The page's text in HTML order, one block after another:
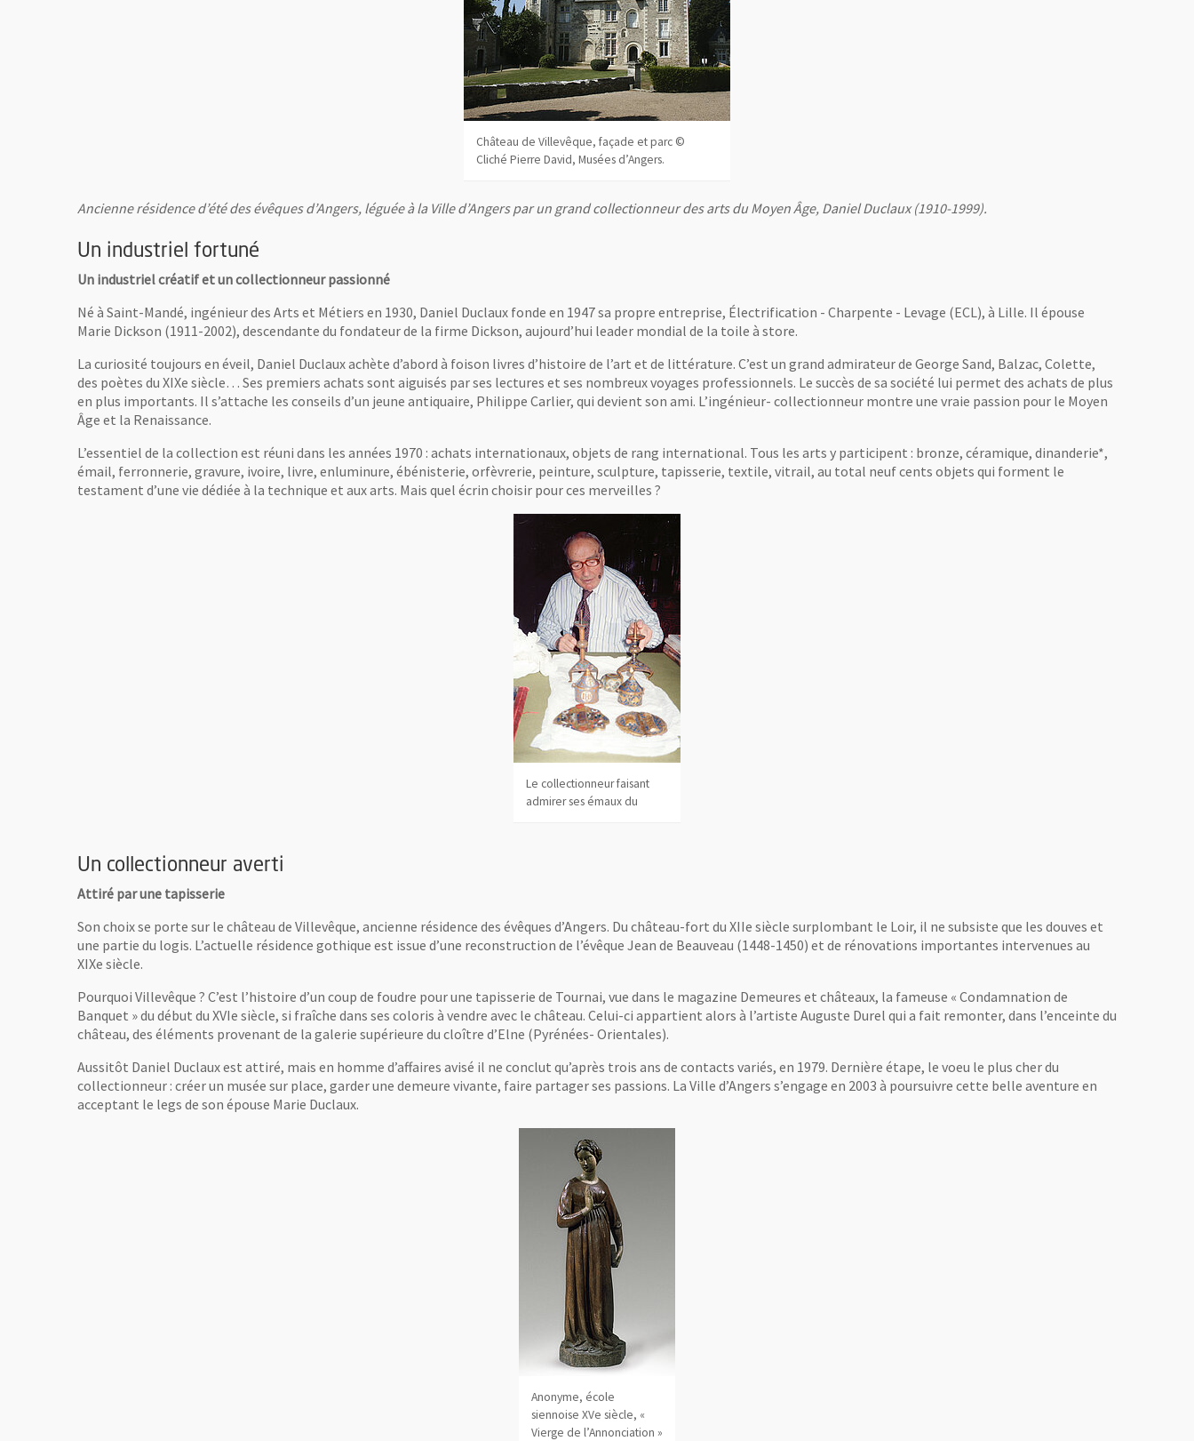
Château de Villevêque, façade et parc ©
Cliché Pierre David, Musées d’Angers.
Ancienne résidence d’été des évêques d’Angers, léguée à la Ville d’Angers par un grand collectionneur des arts du Moyen Âge, Daniel Duclaux (1910-1999).
Un industriel fortuné
Un industriel créatif et un collectionneur passionné
Né à Saint-Mandé, ingénieur des Arts et Métiers en 1930, Daniel Duclaux fonde en 1947 sa propre entreprise, Électrification - Charpente - Levage (ECL), à Lille. Il épouse
Marie Dickson (1911-2002), descendante du fondateur de la firme Dickson, aujourd’hui leader mondial de la toile à store.
La curiosité toujours en éveil, Daniel Duclaux achète d’abord à foison livres d’histoire de l’art et de littérature. C’est un grand admirateur de George Sand, Balzac, Colette,
des poètes du XIXe siècle… Ses premiers achats sont aiguisés par ses lectures et ses nombreux voyages professionnels. Le succès de sa société lui permet des achats de plus
en plus importants. Il s’attache les conseils d’un jeune antiquaire, Philippe Carlier, qui devient son ami. L’ingénieur- collectionneur montre une vraie passion pour le Moyen
Âge et la Renaissance.
L’essentiel de la collection est réuni dans les années 1970 : achats internationaux, objets de rang international. Tous les arts y participent : bronze, céramique, dinanderie*,
émail, ferronnerie, gravure, ivoire, livre, enluminure, ébénisterie, orfèvrerie, peinture, sculpture, tapisserie, textile, vitrail, au total neuf cents objets qui forment le
testament d’une vie dédiée à la technique et aux arts. Mais quel écrin choisir pour ces merveilles ?
Le collectionneur faisant
admirer ses émaux du
Un collectionneur averti
Attiré par une tapisserie
Son choix se porte sur le château de Villevêque, ancienne résidence des évêques d’Angers. Du château-fort du XIIe siècle surplombant le Loir, il ne subsiste que les douves et
une partie du logis. L’actuelle résidence gothique est issue d’une reconstruction de l’évêque Jean de Beauveau (1448-1450) et de rénovations importantes intervenues au
XIXe siècle.
Pourquoi Villevêque ? C’est l’histoire d’un coup de foudre pour une tapisserie de Tournai, vue dans le magazine Demeures et châteaux, la fameuse « Condamnation de
Banquet » du début du XVIe siècle, si fraîche dans ses coloris à vendre avec le château. Celui-ci appartient alors à l’artiste Auguste Durel qui a fait remonter, dans l’enceinte du
château, des éléments provenant de la galerie supérieure du cloître d’Elne (Pyrénées- Orientales).
Aussitôt Daniel Duclaux est attiré, mais en homme d’affaires avisé il ne conclut qu’après trois ans de contacts variés, en 1979. Dernière étape, le voeu le plus cher du
collectionneur : créer un musée sur place, garder une demeure vivante, faire partager ses passions. La Ville d’Angers s’engage en 2003 à poursuivre cette belle aventure en
acceptant le legs de son épouse Marie Duclaux.
Anonyme, école
siennoise XVe siècle, «
Vierge de l’Annonciation »